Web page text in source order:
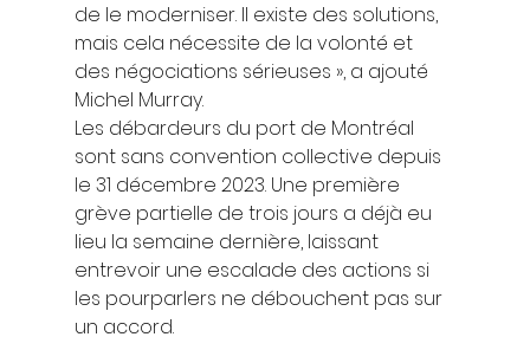
de le moderniser. Il existe des solutions,
mais cela nécessite de la volonté et
des négociations sérieuses », a ajouté
Michel Murray.
Les débardeurs du port de Montréal
sont sans convention collective depuis
le 31 décembre 2023. Une première
grève partielle de trois jours a déjà eu
lieu la semaine dernière, laissant
entrevoir une escalade des actions si
les pourparlers ne débouchent pas sur
un accord.